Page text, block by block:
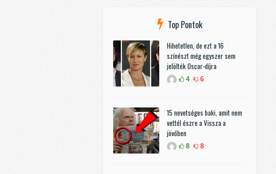
Top Pontok
Hihetetlen, de ezt a 16
színészt még egyszer sem
jelölték Oscar-díjra
4 6
15 nevetséges baki, amit nem
vettél észre a Vissza a
jövőben
8 8